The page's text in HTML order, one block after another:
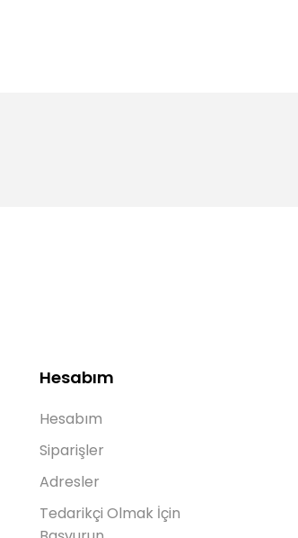
Hesabım
Hesabım
Siparişler
Adresler
Tedarikçi Olmak İçin